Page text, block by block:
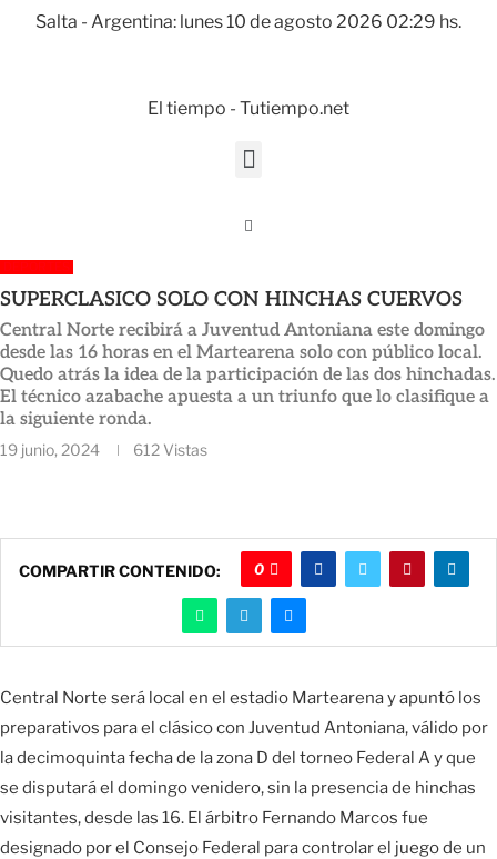
Salta - Argentina: lunes 10 de agosto 2026 02:29 hs.
El tiempo - Tutiempo.net
SUPERCLASICO SOLO CON HINCHAS CUERVOS
Central Norte recibirá a Juventud Antoniana este domingo
desde las 16 horas en el Martearena solo con público local.
Quedo atrás la idea de la participación de las dos hinchadas.
El técnico azabache apuesta a un triunfo que lo clasifique a
la siguiente ronda.
19 junio, 2024 612 Vistas
COMPARTIR CONTENIDO: 0
Central Norte será local en el estadio Martearena y apuntó los
preparativos para el clásico con Juventud Antoniana, válido por
la decimoquinta fecha de la zona D del torneo Federal A y que
se disputará el domingo venidero, sin la presencia de hinchas
visitantes, desde las 16. El árbitro Fernando Marcos fue
designado por el Consejo Federal para controlar el juego de un